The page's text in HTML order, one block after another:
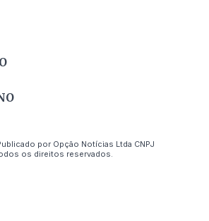
por Opção Notícias Ltda CNPJ
os direitos reservados.